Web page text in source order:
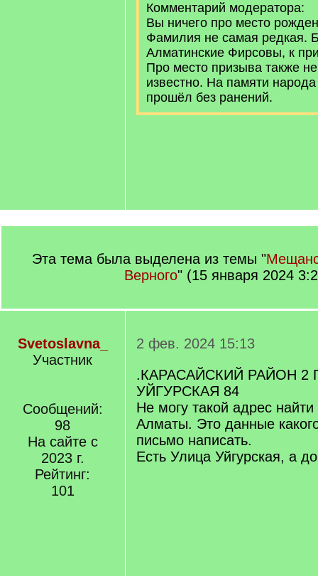
Комментарий модератора:
Вы ничего про место
Фамилия не самая редкая.
Алматинские Фирсовы, к
Про место призыва также
известно. На памяти народа
прошёл без ранений.
Эта тема была выделена из темы "
Верного" (15 января 2024
Svetoslavna_
Участник
Сообщений:
98
На сайте с
2023 г.
Рейтинг:
101
2 фев. 2024 15:13
.КАРАСАЙСКИЙ РАЙОН 2
УЙГУРСКАЯ 84
Не могу такой адрес
Алматы. Это данные
письмо написать.
Есть Улица Уйгурская, а